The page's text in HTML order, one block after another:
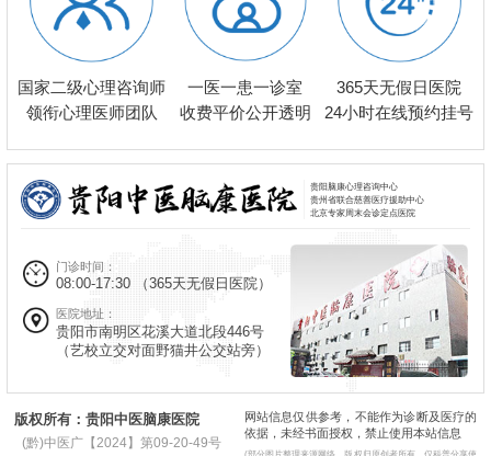
国家二级心理咨询师
领衔心理医师团队
一医一患一诊室
收费平价公开透明
365天无假日医院
24小时在线预约挂号
贵阳脑康心理咨询中心
贵州省联合慈善医疗援助中心
北京专家周末会诊定点医院
门诊时间：
08:00-17:30 （365天无假日医院）
医院地址：
贵阳市南明区花溪大道北段446号
（艺校立交对面野猫井公交站旁）
版权所有：贵阳中医脑康医院
(黔)中医广【2024】第09-20-49号
网站信息仅供参考，不能作为诊断及医疗的
依据，未经书面授权，禁止使用本站信息